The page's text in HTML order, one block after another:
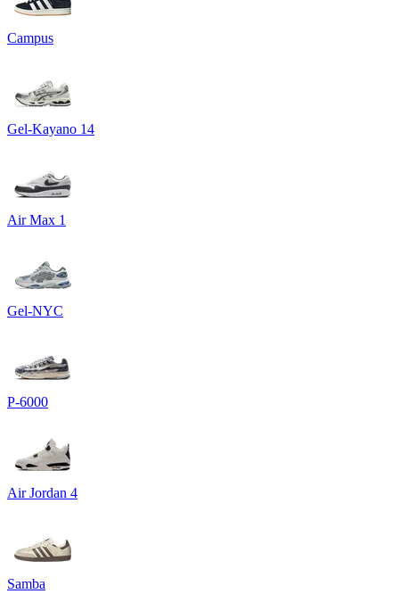
Campus
Gel-Kayano 14
Air Max 1
Gel-NYC
P-6000
Air Jordan 4
Samba